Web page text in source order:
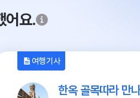
어요.
여행기사
한옥 골목따라 만